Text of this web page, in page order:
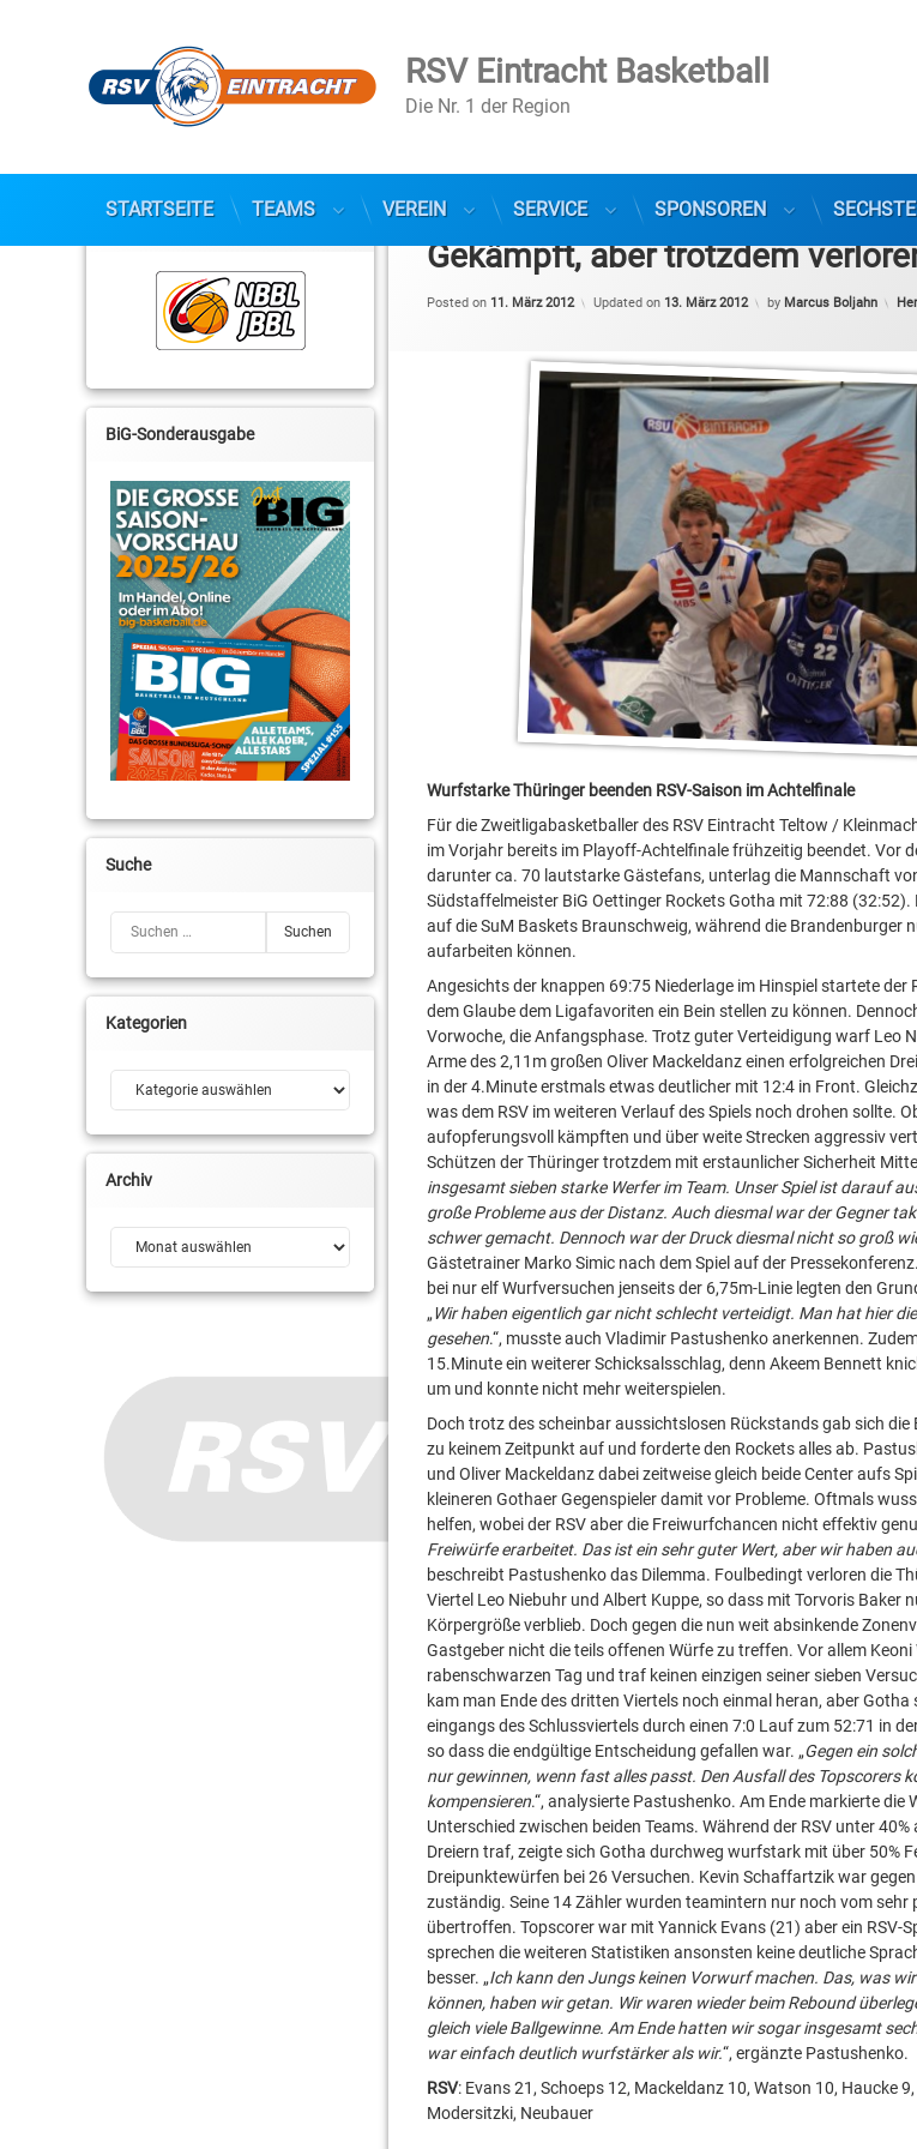
Skip
RSV Eintracht Basketball
Die Nr. 1 der Region
STARTSEITE TEAMS VEREIN SERVICE SPONSOREN
Gekämpft, aber trotzdem
Posted on 11. März 2012 Updated on 13. März 2012 by Marcus Boljahn
Wurfstarke Thüringer beenden RSV-Saison im Achtelfinale
Für die Zweitligabasketballer des RSV Eintracht Teltow /
im Vorjahr bereits im Playoff-Achtelfinale frühzeitig beendet. Vor
darunter ca. 70 lautstarke Gästefans, unterlag die Mannschaft
Südstaffelmeister BiG Oettinger Rockets Gotha mit 72:88
auf die SuM Baskets Braunschweig, während die Brandenburger
aufarbeiten können.
Angesichts der knappen 69:75 Niederlage im Hinspiel startete
dem Glaube dem Ligafavoriten ein Bein stellen zu können.
Vorwoche, die Anfangsphase. Trotz guter Verteidigung warf Leo
Arme des 2,11m großen Oliver Mackeldanz einen erfolgreichen
in der 4.Minute erstmals etwas deutlicher mit 12:4 in Front.
was dem RSV im weiteren Verlauf des Spiels noch drohen sollte.
aufopferungsvoll kämpften und über weite Strecken aggressiv
Schützen der Thüringer trotzdem mit erstaunlicher Sicherheit
insgesamt sieben starke Werfer im Team. Unser Spiel ist darauf
große Probleme aus der Distanz. Auch diesmal war der Gegner
schwer gemacht. Dennoch war der Druck diesmal nicht so groß
Gästetrainer Marko Simic nach dem Spiel auf der
bei nur elf Wurfversuchen jenseits der 6,75m-Linie legten den
„Wir haben eigentlich gar nicht schlecht verteidigt. Man hat hier
gesehen.“, musste auch Vladimir Pastushenko anerkennen.
15.Minute ein weiterer Schicksalsschlag, denn Akeem Bennett
um und konnte nicht mehr weiterspielen.
Doch trotz des scheinbar aussichtslosen Rückstands gab sich die
zu keinem Zeitpunkt auf und forderte den Rockets alles ab.
und Oliver Mackeldanz dabei zeitweise gleich beide Center aufs
kleineren Gothaer Gegenspieler damit vor Probleme. Oftmals
helfen, wobei der RSV aber die Freiwurfchancen nicht effektiv
Freiwürfe erarbeitet. Das ist ein sehr guter Wert, aber wir haben
beschreibt Pastushenko das Dilemma. Foulbedingt verloren die
Viertel Leo Niebuhr und Albert Kuppe, so dass mit Torvoris Baker
Körpergröße verblieb. Doch gegen die nun weit absinkende
Gastgeber nicht die teils offenen Würfe zu treffen. Vor allem
rabenschwarzen Tag und traf keinen einzigen seiner sieben
kam man Ende des dritten Viertels noch einmal heran, aber
eingangs des Schlussviertels durch einen 7:0 Lauf zum 52:71 in
so dass die endgültige Entscheidung gefallen war. „Gegen ein
nur gewinnen, wenn fast alles passt. Den Ausfall des Topscorers
kompensieren.“, analysierte Pastushenko. Am Ende markierte
Unterschied zwischen beiden Teams. Während der RSV unter
Dreiern traf, zeigte sich Gotha durchweg wurfstark mit über 50%
Dreipunktewürfen bei 26 Versuchen. Kevin Schaffartzik war
zuständig. Seine 14 Zähler wurden teamintern nur noch vom
übertroffen. Topscorer war mit Yannick Evans (21) aber ein RSV-
sprechen die weiteren Statistiken ansonsten keine deutliche
besser. „Ich kann den Jungs keinen Vorwurf machen. Das, was
können, haben wir getan. Wir waren wieder beim Rebound
gleich viele Ballgewinne. Am Ende hatten wir sogar insgesamt
war einfach deutlich wurfstärker als wir.“, ergänzte Pastushenko.
RSV: Evans 21, Schoeps 12, Mackeldanz 10, Watson 10, Haucke
Modersitzki, Neubauer
BiG-Sonderausgabe
Suche
Kategorien
Kategorien
Archiv
Archiv